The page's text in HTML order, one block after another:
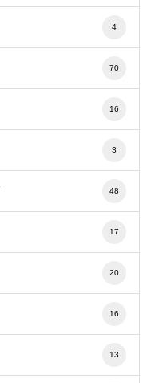
4
70
16
3
48
17
20
16
13